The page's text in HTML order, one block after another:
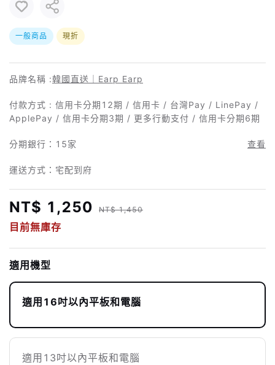
一般商品 現折
品牌名稱 :韓國直送｜Earp Earp
付款方式 : 信用卡分期12期 / 信用卡 / 台灣Pay / LinePay /
ApplePay / 信用卡分期3期 / 更多行動支付 / 信用卡分期6期
分期銀行： 15家 查看
運送方式：宅配到府
NT$ 1,250 NT$ 1,450
目前無庫存
適用機型
適用16吋以內平板和電腦
適用13吋以內平板和電腦